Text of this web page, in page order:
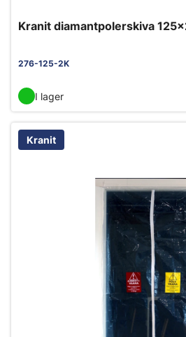
Kranit diamantpolerskiva
276-125-2K
I lager
Kranit